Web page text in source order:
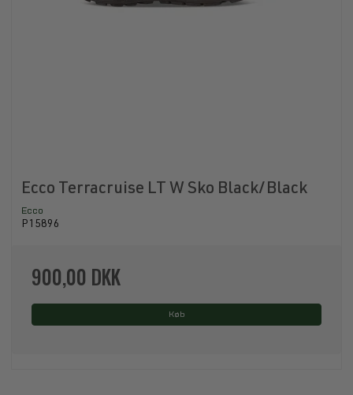
Ecco Terracruise LT W Sko Black/Black
Ecco
P15896
900,00 DKK
Køb